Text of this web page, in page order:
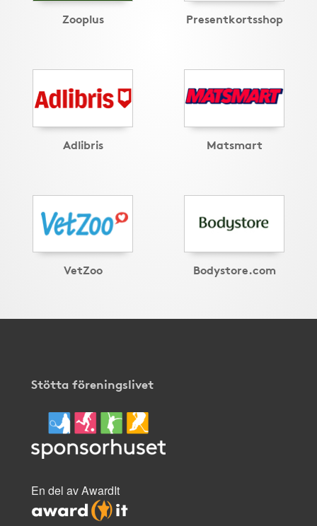
Zooplus Presentkortsshop
Adlibris Matsmart
VetZoo Bodystore.com
Stötta föreningslivet
En del av AwardIt